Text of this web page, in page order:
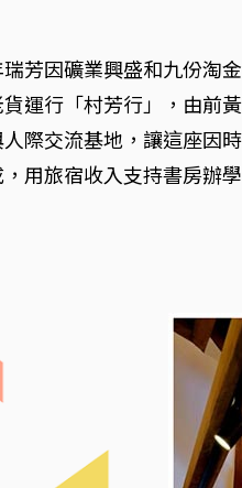
芳因礦業興盛和九份淘
運行「村芳行」，由前
人際交流基地，讓這座因
用旅宿收入支持書房辦